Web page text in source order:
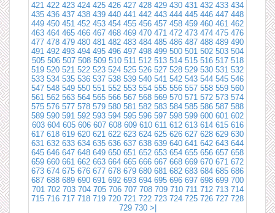
421 422 423 424 425 426 427 428 429 430 431 432 433 434
435 436 437 438 439 440 441 442 443 444 445 446 447 448
449 450 451 452 453 454 455 456 457 458 459 460 461 462
463 464 465 466 467 468 469 470 471 472 473 474 475 476
477 478 479 480 481 482 483 484 485 486 487 488 489 490
491 492 493 494 495 496 497 498 499 500 501 502 503 504
505 506 507 508 509 510 511 512 513 514 515 516 517 518
519 520 521 522 523 524 525 526 527 528 529 530 531 532
533 534 535 536 537 538 539 540 541 542 543 544 545 546
547 548 549 550 551 552 553 554 555 556 557 558 559 560
561 562 563 564 565 566 567 568 569 570 571 572 573 574
575 576 577 578 579 580 581 582 583 584 585 586 587 588
589 590 591 592 593 594 595 596 597 598 599 600 601 602
603 604 605 606 607 608 609 610 611 612 613 614 615 616
617 618 619 620 621 622 623 624 625 626 627 628 629 630
631 632 633 634 635 636 637 638 639 640 641 642 643 644
645 646 647 648 649 650 651 652 653 654 655 656 657 658
659 660 661 662 663 664 665 666 667 668 669 670 671 672
673 674 675 676 677 678 679 680 681 682 683 684 685 686
687 688 689 690 691 692 693 694 695 696 697 698 699 700
701 702 703 704 705 706 707 708 709 710 711 712 713 714
715 716 717 718 719 720 721 722 723 724 725 726 727 728
729 730 >|